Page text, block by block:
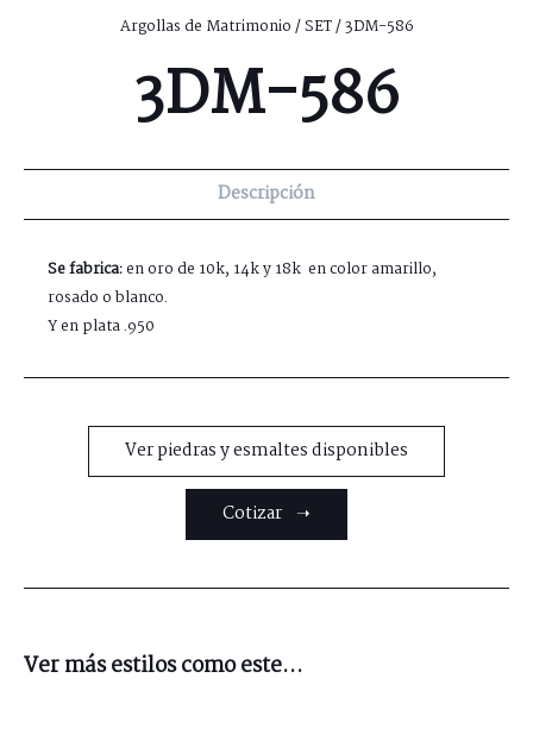
Argollas de Matrimonio/SET/ 3DM-586
3DM-586
Descripción
Se fabrica:en oro de 10k, 14k y 18k en color amarillo,
rosado o blanco.
Y en plata .950
Ver piedras y esmaltes disponibles
Cotizar ➝
Ver más estilos como este...